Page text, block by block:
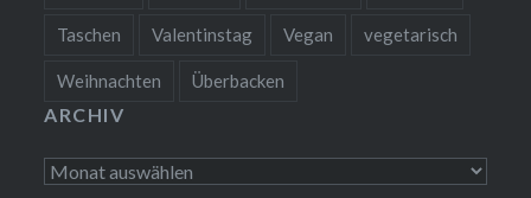
Taschen Valentinstag Vegan vegetarisch
Weihnachten Überbacken
ARCHIV
Archiv